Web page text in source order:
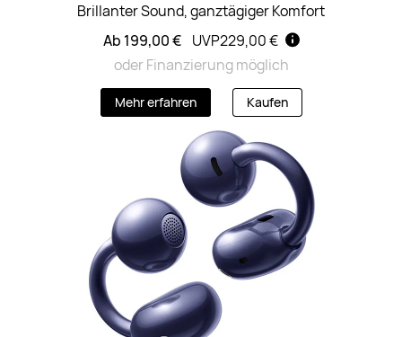
Brillanter Sound, ganztägiger Komfort
Ab 199,00 € UVP229,00 €
oder Finanzierung möglich
Mehr erfahren Kaufen